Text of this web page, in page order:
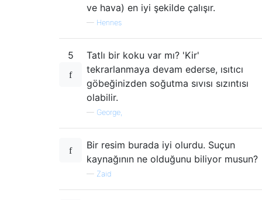
ve hava) en iyi şekilde çalışır.
— Hennes
5
Tatlı bir koku var mı? 'Kir'
tekrarlanmaya devam ederse, ısıtıcı
göbeğinizden soğutma sıvısı sızıntısı
olabilir.
— George,
Bir resim burada iyi olurdu. Suçun
kaynağının ne olduğunu biliyor musun?
— Zaid